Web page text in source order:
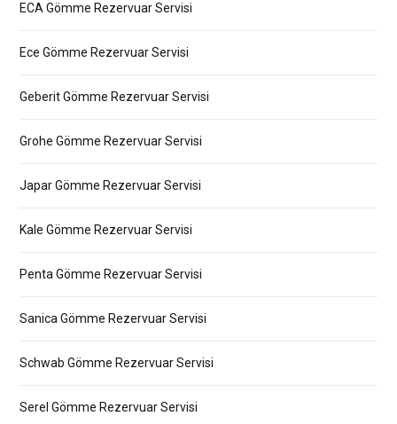
ECA Gömme Rezervuar Servisi
Ece Gömme Rezervuar Servisi
Geberit Gömme Rezervuar Servisi
Grohe Gömme Rezervuar Servisi
Japar Gömme Rezervuar Servisi
Kale Gömme Rezervuar Servisi
Penta Gömme Rezervuar Servisi
Sanica Gömme Rezervuar Servisi
Schwab Gömme Rezervuar Servisi
Serel Gömme Rezervuar Servisi